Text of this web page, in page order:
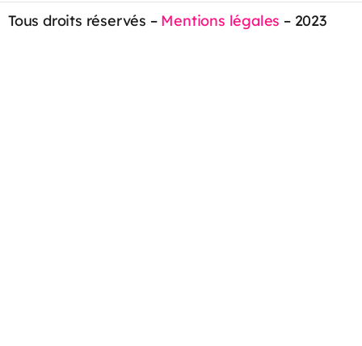
Tous droits réservés – Mentions légales – 2023